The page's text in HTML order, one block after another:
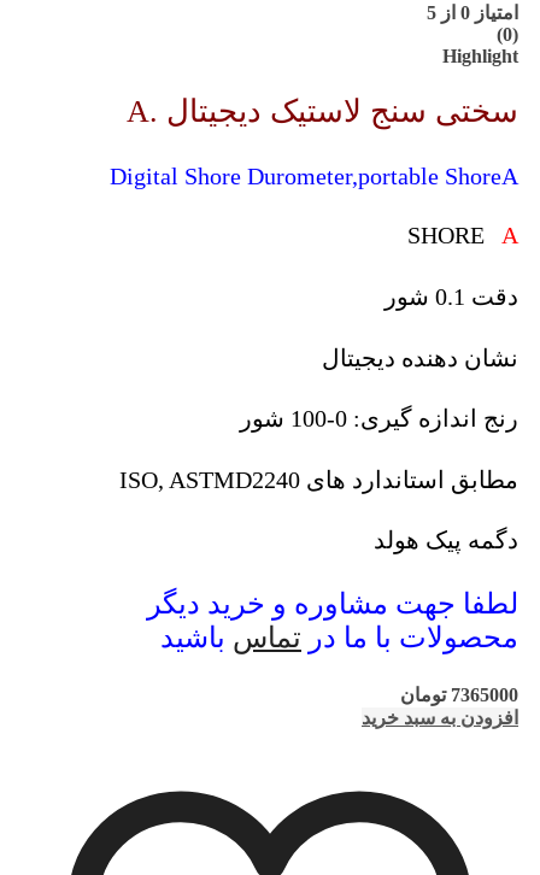
امتیاز 0 از 5
(0)
Highlight
سختی سنج لاستیک دیجیتال .A
Digital Shore Durometer,portable ShoreA
SHORE A
دقت 0.1 شور
نشان دهنده دیجیتال
رنج اندازه گیری: 0-100 شور
مطابق استاندارد های ISO, ASTMD2240
دگمه پیک هولد
لطفا جهت مشاوره و خرید دیگر
محصولات با ما در تماس باشید
7365000 تومان
افزودن به سبد خرید